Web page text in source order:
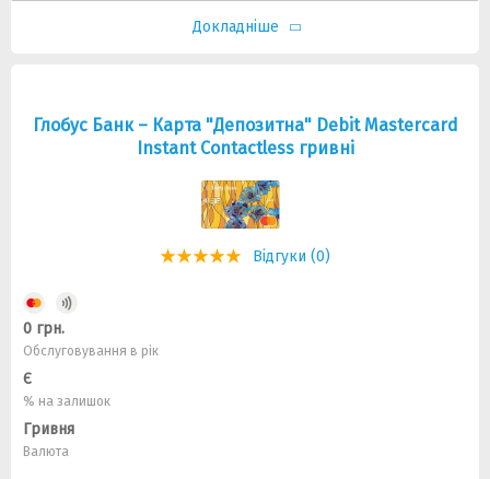
Докладніше
Глобус Банк – Карта "Депозитна" Debit Mastercard
Instant Contactless гривні
Відгуки (0)
0 грн.
Обслуговування в рік
Є
% на залишок
Гривня
Валюта